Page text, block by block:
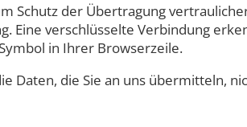
Schutz der Übertragung
Eine verschlüsselte Verbindung
in Ihrer Browserzeile.
Daten, die Sie an uns übermitteln,